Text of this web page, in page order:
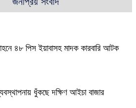
৪৮ পিস ইয়াবাসহ মাদক কারবারি আটক
ধুঁকছে দক্ষিণ আইচা বাজার